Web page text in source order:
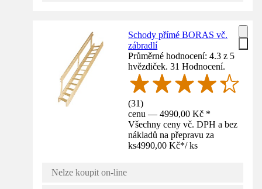
Schody přímé BORAS vč.
zábradlí
Průměrné hodnocení: 4.3 z 5
hvězdiček. 31 Hodnocení.
(31)
cenu — 4990,00 Kč *
Všechny ceny vč. DPH a bez
nákladů na přepravu za
ks4990,00 Kč*/ ks
Nelze koupit on-line